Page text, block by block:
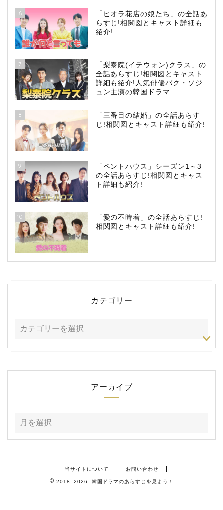
6
「ピオラ花店の娘たち」の全話あ
らすじ!相関図とキャスト詳細も
紹介!
7
「梨泰院(イテウォン)クラス」の
全話あらすじ!相関図とキャスト
詳細も紹介!人気俳優パク・ソジ
ュン主演の韓国ドラマ
8
「三番目の結婚」の全話あらす
じ!相関図とキャスト詳細も紹介!
9
「ペントハウス」シーズン1～3
の全話あらすじ!相関図とキャス
ト詳細も紹介!
10
「愛の不時着」の全話あらすじ!
相関図とキャスト詳細も紹介!
カテゴリー
アーカイブ
当サイトについて お問い合わせ
2018–2026 韓国ドラマのあらすじを見よう！